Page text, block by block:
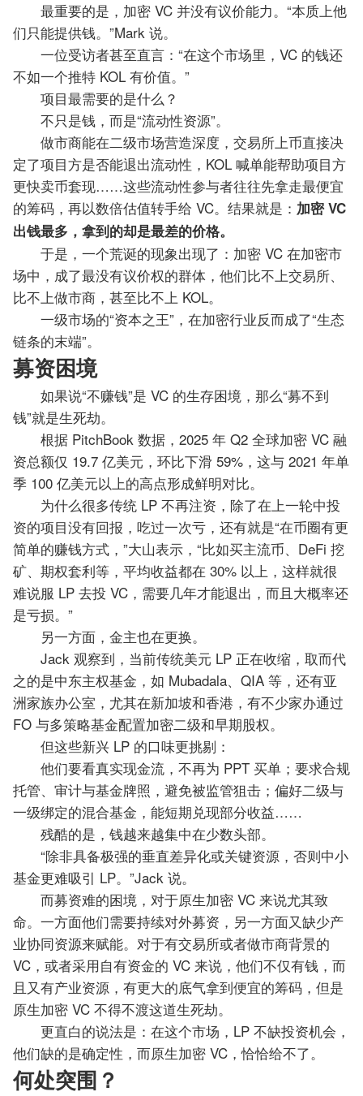
最重要的是，加密 VC 并没有议价能力。“本质上他
们只能提供钱。”Mark 说。
一位受访者甚至直言：“在这个市场里，VC 的钱还
不如一个推特 KOL 有价值。”
项目最需要的是什么？
不只是钱，而是“流动性资源”。
做市商能在二级市场营造深度，交易所上币直接决
定了项目方是否能退出流动性，KOL 喊单能帮助项目方
更快卖币套现……这些流动性参与者往往先拿走最便宜
的筹码，再以数倍估值转手给 VC。结果就是： 加密 VC
出钱最多，拿到的却是最差的价格。
于是，一个荒诞的现象出现了：加密 VC 在加密市
场中，成了最没有议价权的群体，他们比不上交易所、
比不上做市商，甚至比不上 KOL。
一级市场的“资本之王”，在加密行业反而成了“生态
链条的末端”。
募资困境
如果说“不赚钱”是 VC 的生存困境，那么“募不到
钱”就是生死劫。
根据 PitchBook 数据，2025 年 Q2 全球加密 VC 融
资总额仅 19.7 亿美元，环比下滑 59%，这与 2021 年单
季 100 亿美元以上的高点形成鲜明对比。
为什么很多传统 LP 不再注资，除了在上一轮中投
资的项目没有回报，吃过一次亏，还有就是“在币圈有更
简单的赚钱方式，”大山表示，“比如买主流币、DeFi 挖
矿、期权套利等，平均收益都在 30% 以上，这样就很
难说服 LP 去投 VC，需要几年才能退出，而且大概率还
是亏损。”
另一方面，金主也在更换。
Jack 观察到，当前传统美元 LP 正在收缩，取而代
之的是中东主权基金，如 Mubadala、QIA 等，还有亚
洲家族办公室，尤其在新加坡和香港，有不少家办通过
FO 与多策略基金配置加密二级和早期股权。
但这些新兴 LP 的口味更挑剔：
他们要看真实现金流，不再为 PPT 买单；要求合规
托管、审计与基金牌照，避免被监管狙击；偏好二级与
一级绑定的混合基金，能短期兑现部分收益……
残酷的是，钱越来越集中在少数头部。
“除非具备极强的垂直差异化或关键资源，否则中小
基金更难吸引 LP。”Jack 说。
而募资难的困境，对于原生加密 VC 来说尤其致
命。一方面他们需要持续对外募资，另一方面又缺少产
业协同资源来赋能。对于有交易所或者做市商背景的
VC，或者采用自有资金的 VC 来说，他们不仅有钱，而
且又有产业资源，有更大的底气拿到便宜的筹码，但是
原生加密 VC 不得不渡这道生死劫。
更直白的说法是：在这个市场，LP 不缺投资机会，
他们缺的是确定性，而原生加密 VC，恰恰给不了。
何处突围？